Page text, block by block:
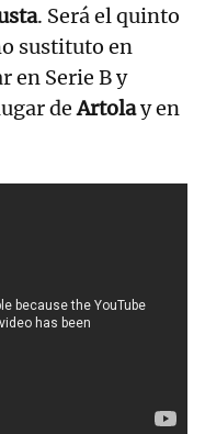
. Será el quinto
sustituto en
en Serie B y
deArtolay en